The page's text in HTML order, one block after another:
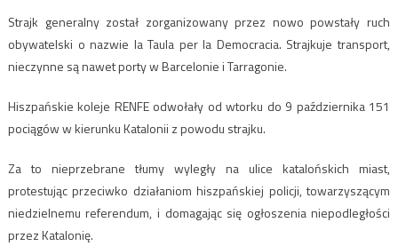
Strajk generalny został zorganizowany przez nowo powstały ruch
obywatelski o nazwie la Taula per la Democracia. Strajkuje transport,
nieczynne są nawet porty w Barcelonie i Tarragonie.
Hiszpańskie koleje RENFE odwołały od wtorku do 9 października 151
pociągów w kierunku Katalonii z powodu strajku.
Za to nieprzebrane tłumy wyległy na ulice katalońskich miast,
protestując przeciwko działaniom hiszpańskiej policji, towarzyszącym
niedzielnemu referendum, i domagając się ogłoszenia niepodległości
przez Katalonię.